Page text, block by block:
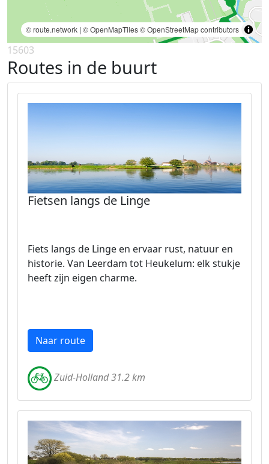
© route.network | © OpenMapTiles© OpenStreetMap contributors
15603
Routes in de buurt
Fietsen langs de Linge
Fiets langs de Linge en ervaar rust, natuur en
historie. Van Leerdam tot Heukelum: elk stukje
heeft zijn eigen charme.
Naar route
Zuid-Holland 31.2 km